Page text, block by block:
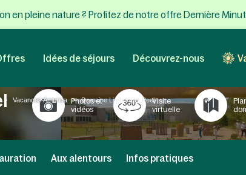
en pleine nature ? Profitez de notre offre Dernière
Idées de séjours Découvrez-nous
Vacances America Domaine Limburgse Peel
Photos et
vidéos
Visite
virtuelle
Aux alentours Infos pratiques